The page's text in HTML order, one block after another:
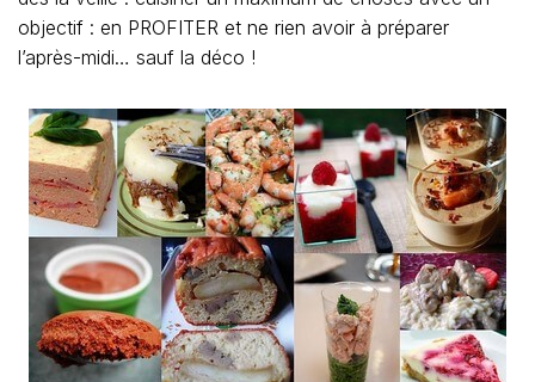
objectif : en PROFITER et ne rien avoir à préparer
l’après-midi… sauf la déco !